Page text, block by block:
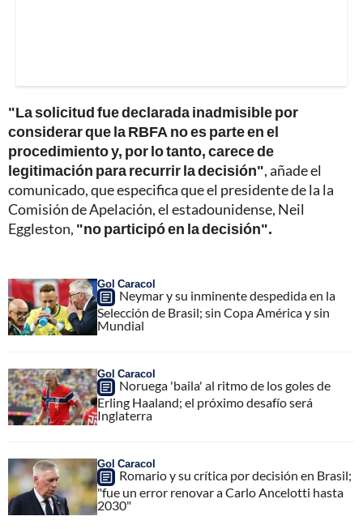
"La solicitud fue declarada inadmisible por
considerar que la RBFA no es parte en el
procedimiento y, por lo tanto, carece de
legitimación para recurrir la decisión", añade el
comunicado, que especifica que el presidente de la la
Comisión de Apelación, el estadounidense, Neil
Eggleston, "no participó en la decisión".
Gol Caracol
Neymar y su inminente despedida en la
Selección de Brasil; sin Copa América y sin
Mundial
Gol Caracol
Noruega 'baila' al ritmo de los goles de
Erling Haaland; el próximo desafío será
Inglaterra
Gol Caracol
Romario y su crítica por decisión en Brasil;
"fue un error renovar a Carlo Ancelotti hasta
2030"